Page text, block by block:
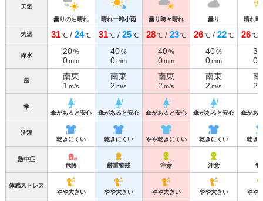
天気
曇りのち晴れ
晴れ一時小雨 曇り時々晴れ 曇り 晴れ時
気温 31℃/ 24℃ 31℃/ 25℃ 28℃/ 23℃ 26℃/ 22℃ 26℃
降水 20%
0mm
40%
0mm
40%
0mm
40%
0mm
30
0
風
南東
1 m/s
南東
2 m/s
南東
2 m/s
南東
2 m/s
南
2
傘
傘があると安心
傘があると安心 傘があると安心 傘があると安心 傘があ
洗濯
乾きにくい
乾きにくい やや乾きにくい 乾きにくい 乾き
熱中症
危険
厳重警戒 注意 注意 警
体感ストレス
やや大きい
やや大きい やや大きい やや大きい やや